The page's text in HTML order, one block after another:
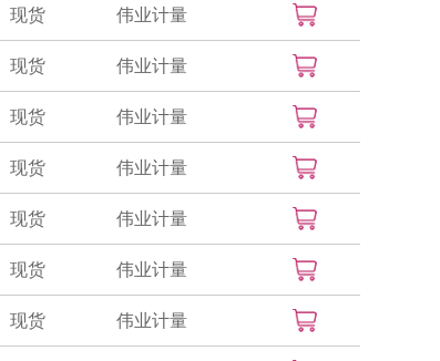
现货 伟业计量
现货 伟业计量
现货 伟业计量
现货 伟业计量
现货 伟业计量
现货 伟业计量
现货 伟业计量